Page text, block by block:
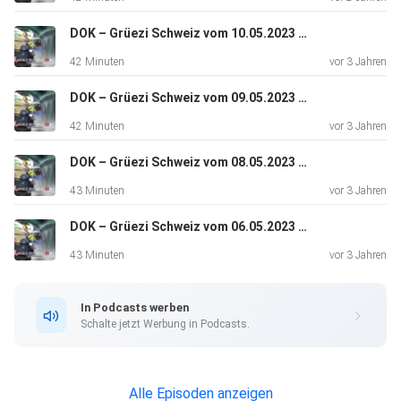
Die syrische Familie Al Sheikh lebt zwischen zwei Welten.
Auf der
einen Seite engagiert sie sich an einer Demonstration für
in ihrer von Krieg gezeichneten Heimat Syrien. Auf der
anderen
integrieren. Doch
die Kontakte mit Schweizern halten sich in Grenzen. Der
Teil ihres Freundes- und Bekanntenkreises sind ebenfalls
Flüchtlinge. Die Portugiesin Lisa Maria Araujo bekommt
gemeinsamen Momente mit ihm. Aber noch immer ist kein
DOK – Grüezi Schweiz vom 10.05.2023 (Staffel 2, Folge 4)
42 Minuten vor 3 Jahren
DOK – Grüezi Schweiz vom 09.05.2023 (Staffel 2, Folge 3)
42 Minuten vor 3 Jahren
DOK – Grüezi Schweiz vom 08.05.2023 (Staffel 2, Folge 2)
43 Minuten vor 3 Jahren
DOK – Grüezi Schweiz vom 06.05.2023 (Staffel 2, Folge 1)
43 Minuten vor 3 Jahren
In Podcasts werben
Schalte jetzt Werbung in Podcasts.
Alle Episoden anzeigen